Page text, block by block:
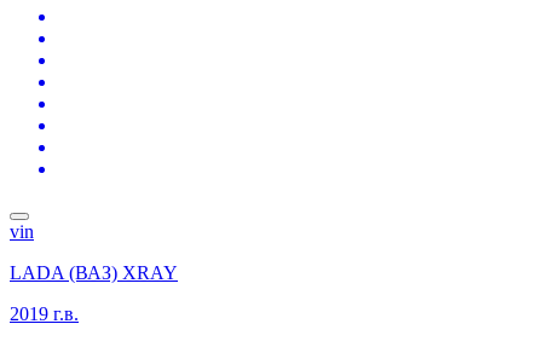
vin
LADA (ВАЗ) XRAY
2019 г.в.